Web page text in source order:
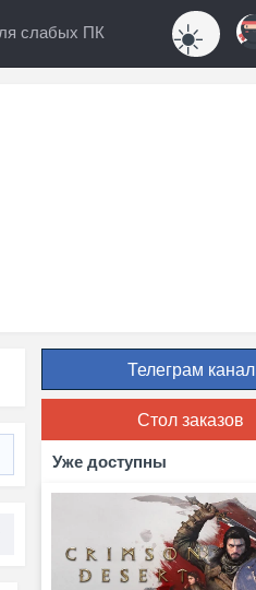
слабых ПК ☀️
Телеграм канал
Стол заказов
Уже доступны